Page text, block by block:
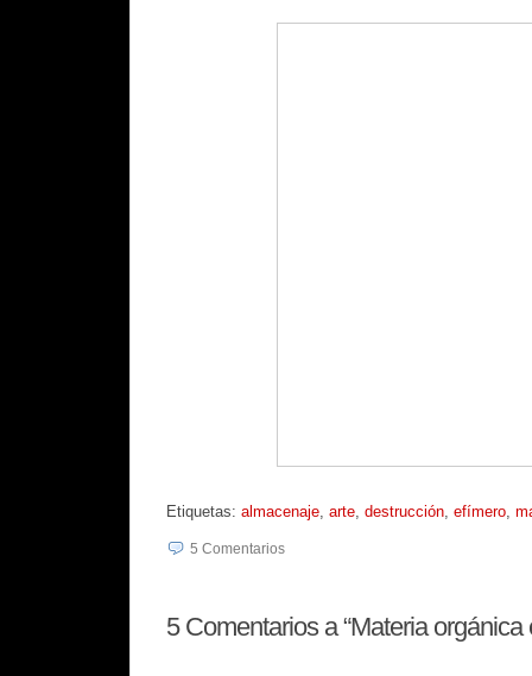
Etiquetas: almacenaje arte destrucción efímero
5 Comentarios
5Comentarios a “Materia orgánica